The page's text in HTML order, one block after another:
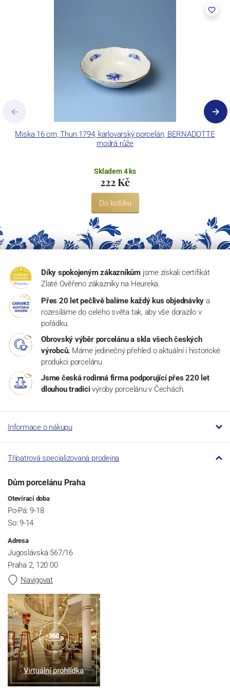
pecemi a vtavnou dekorační pecí. Závod je schopen dekorovat své
Miska 16 cm, Thun 1794, karlovarský porcelán, BERNADOTTE
modrá růže
Skladem 4 ks
222 Kč
Do košíku
Díky spokojeným zákazníkům jsme získali certifikát
Zlaté Ověřeno zákazníky na Heureka.
Přes 20 let pečlivě balíme každý kus objednávky a
rozesíláme do celého světa tak, aby vše dorazilo v
pořádku.
Obrovský výběr porcelánu a skla všech českých
výrobců. Máme jedinečný přehled o aktuální i historické
produkci porcelánu
Jsme česká rodinná firma podporující přes 220 let
dlouhou tradici výroby porcelánu v Čechách.
Informace o nákupu
Třípatrová specializovaná prodejna
Dům porcelánu Praha
Otevírací doba
Po-Pá: 9-18
So: 9-14
Adresa
Jugoslávská 567/16
Praha 2, 120 00
Navigovat